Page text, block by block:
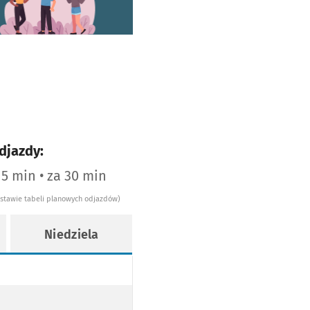
min • za 30 min
tabeli planowych odjazdów)
Niedziela
4
PRZEZ TRAMWAJ NISKOPODŁOGOWY